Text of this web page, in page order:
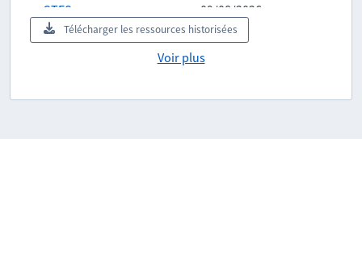
GTFS
scolaire
de la
09/08/2026
09/08/2026
au
08/08/2027
Télécharger les ressources historisées
Voir plus